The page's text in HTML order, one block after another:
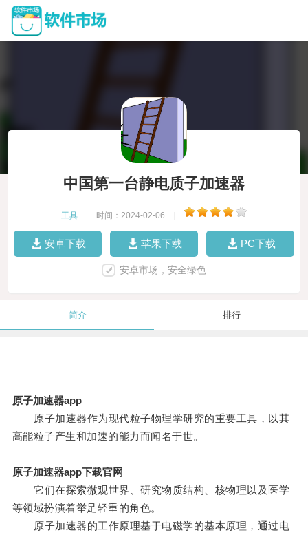
中国第一台静电质子加速器
工具 时间：2024-02-06
安卓下载 苹果下载 PC下载
安卓市场，安全绿色
简介 排行
原子加速器app
原子加速器作为现代粒子物理学研究的重要工具，以其
高能粒子产生和加速的能力而闻名于世。
原子加速器app下载官网
它们在探索微观世界、研究物质结构、核物理以及医学
等领域扮演着举足轻重的角色。
原子加速器的工作原理基于电磁学的基本原理，通过电